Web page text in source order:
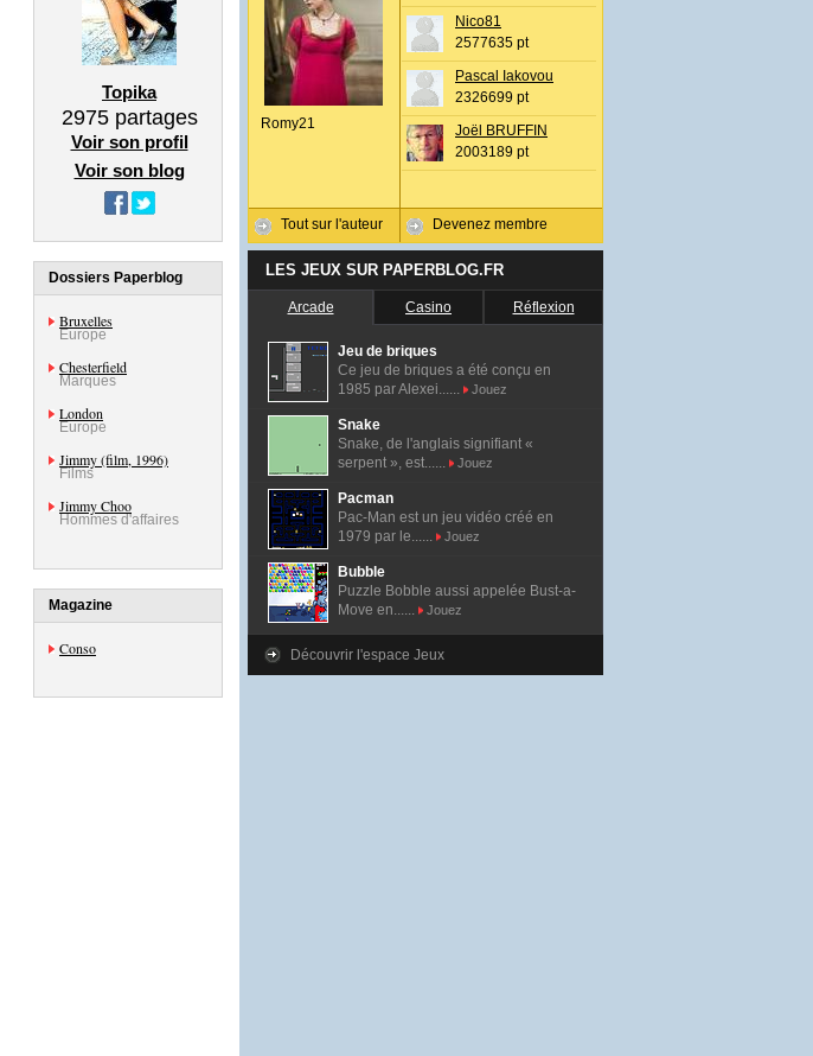
Topika
2975partages
Voir son profil
Voir son blog
Dossiers Paperblog
Bruxelles
Europe
Chesterfield
Marques
London
Europe
Jimmy (film, 1996)
Films
Jimmy Choo
Hommes d'affaires
Magazine
Conso
Romy21
Tout sur l'auteur
Nico81
2577635 pt
Pascal Iakovou
2326699 pt
Joël BRUFFIN
2003189 pt
Devenez membre
LES JEUX SUR PAPERBLOG.FR
Arcade Casino Réflexion
Jeu de briques
Ce jeu de briques a été conçu en
1985 par Alexei......
Jouez
Snake
Snake, de l'anglais signifiant «
serpent », est......
Jouez
Pacman
Pac-Man est un jeu vidéo créé en
1979 par le......
Jouez
Bubble
Puzzle Bobble aussi appelée Bust-a-
Move en......
Jouez
Découvrir l'espace Jeux